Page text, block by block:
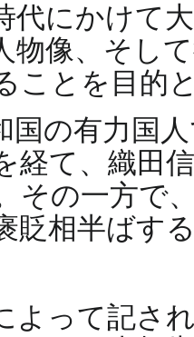
にかけて
物像、そし
とを目的と
国の有力国
経て、織田
その一方で
貶相半ばす
よって記さ